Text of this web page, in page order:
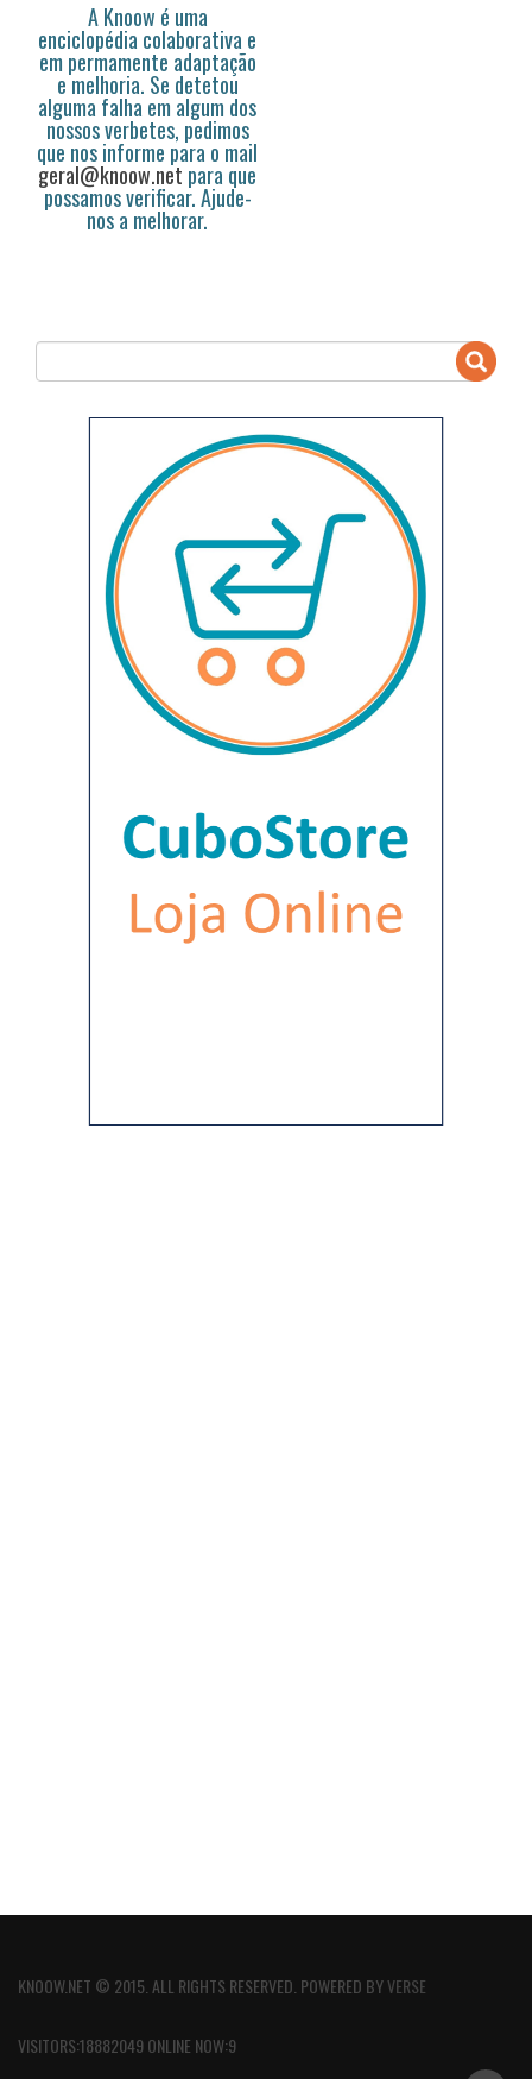
A Knoow é uma
enciclopédia colaborativa e
em permamente adaptação
e melhoria. Se detetou
alguma falha em algum dos
nossos verbetes, pedimos
que nos informe para o mail
geral@knoow.net para que
possamos verificar. Ajude-
nos a melhorar.
KNOOW.NET © 2015. ALL RIGHTS RESERVED. POWERED BYVERSE
VISITORS:18882049 ONLINE NOW:9